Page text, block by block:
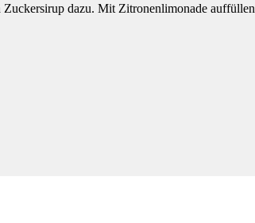
Zuckersirup dazu. Mit Zitronenlimonade auffüllen